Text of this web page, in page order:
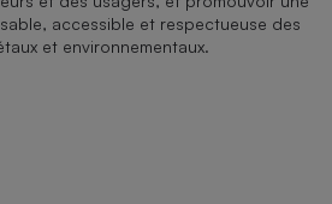
accessible et respectueuse des
et environnementaux.